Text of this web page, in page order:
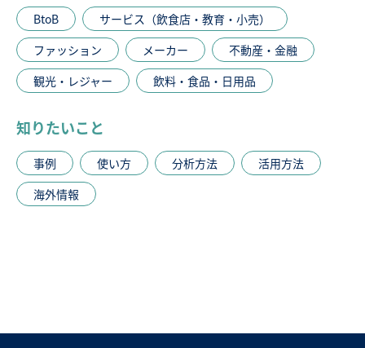
BtoB
サービス（飲食店・教育・小売）
ファッション
メーカー
不動産・金融
観光・レジャー
飲料・食品・日用品
知りたいこと
事例 使い方 分析方法
活用方法
海外情報